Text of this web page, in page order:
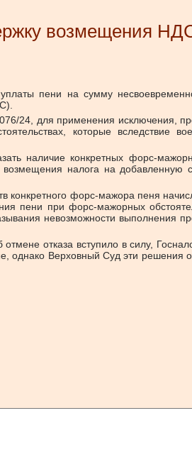
возмещения
пени на сумму
24, для применения исключения,
которые вследствие
наличие конкретных форс-
налога на добавленную
конкретного форс-мажора пеня
пени при форс-мажорных
невозможности выполнения
отказа вступило в силу,
однако Верховный Суд эти решения